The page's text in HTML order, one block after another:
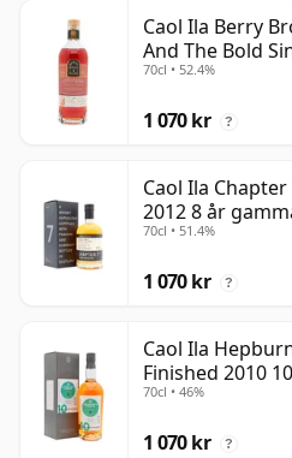
Caol Ila Berry
And The Bold
gammal
70cl • 52.4%
1 070 kr ?
Caol Ila
2012 8 år
70cl • 51.4%
1 070 kr ?
Caol Ila
Finished 2010
70cl • 46%
1 070 kr ?